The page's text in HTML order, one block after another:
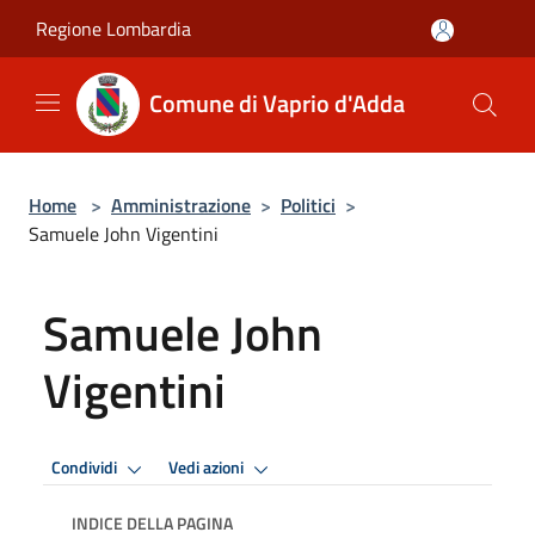
Regione Lombardia
Comune di Vaprio d'Adda
Home > Amministrazione > Politici >
Samuele John Vigentini
Samuele John
Vigentini
Condividi Vedi azioni
INDICE DELLA PAGINA